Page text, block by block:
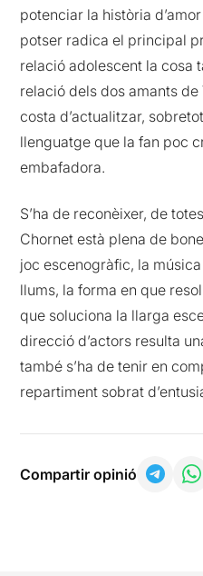
potenciar la història
potser radica el principal
relació adolescent la cosa
relació dels dos amants
costa d’actualitzar,
llenguatge que la fan poc
embafadora.
S’ha de reconèixer, de
Chornet està plena de
joc escenogràfic, la
llums, la forma en que
que soluciona la llarga
direcció d’actors resulta
també s’ha de tenir en
repartiment sobrat
Compartir opinió